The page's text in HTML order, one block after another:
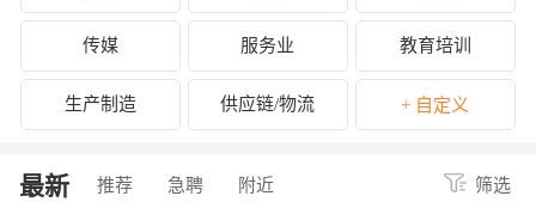
传媒 服务业 教育培训
生产制造 供应链/物流 + 自定义
最新 推荐 急聘 附近 筛选